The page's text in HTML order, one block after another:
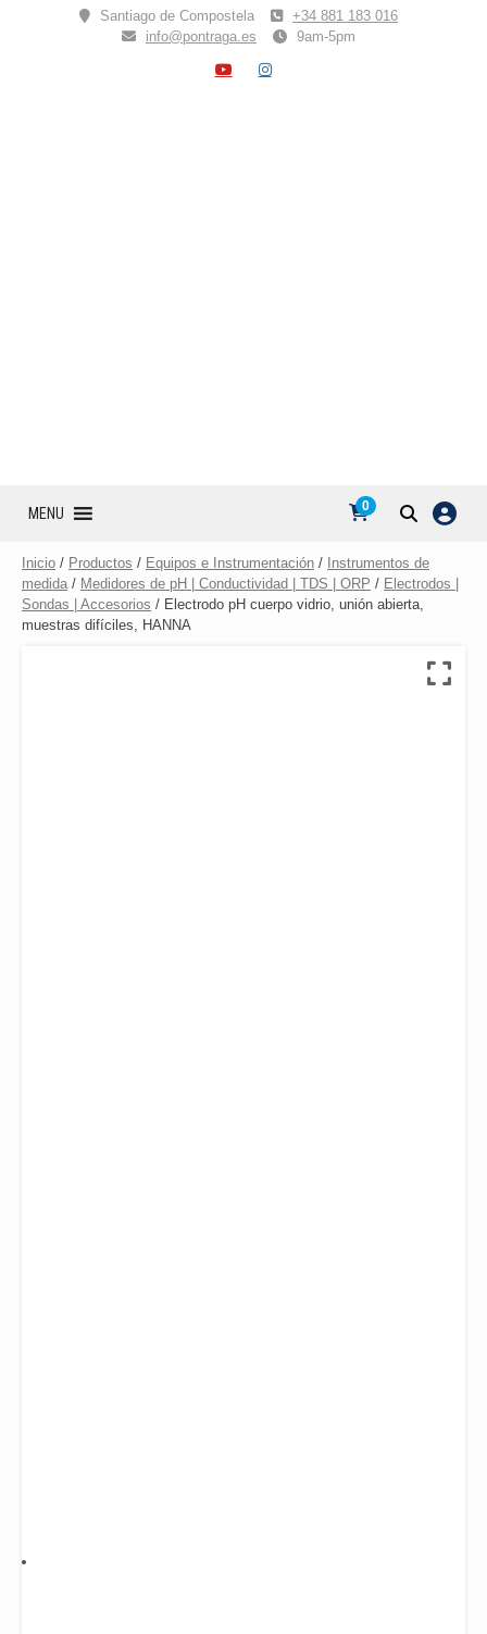
Santiago de Compostela
+34 881 183 016
info@pontraga.es
9am-5pm
YOUTUBE
INSTAGRAM
MENU 0
Inicio / Productos / Equipos e Instrumentación / Instrumentos de
medida / Medidores de pH | Conductividad | TDS | ORP / Electrodos |
Sondas | Accesorios / Electrodo pH cuerpo vidrio, unión abierta,
muestras difíciles, HANNA